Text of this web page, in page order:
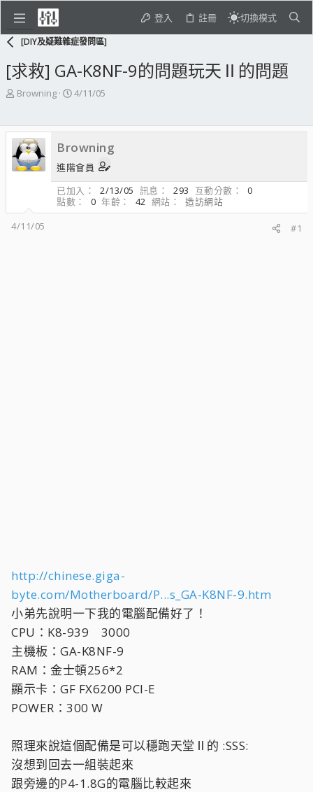
登入 註冊 切換模式
[DIY及疑難雜症發問區]
[求救] GA-K8NF-9的問題玩天Ⅱ的問題
主
起
人
Browning
開
期
4/11/05
Browning
進階會員
已加入
2/13/05 訊息 293 互動分數
0
點數
0 年齡 42 網站
造訪網站
4/11/05
#1
http://chinese.giga-
byte.com/Motherboard/P...s_GA-K8NF-9.htm
小弟先說明一下我的電腦配備好了！
CPU：K8-939 3000
主機板：GA-K8NF-9
RAM：金士頓256*2
顯示卡：GF FX6200 PCI-E
POWER：300 W
照理來說這個配備是可以穩跑天堂Ⅱ的 :SSS:
沒想到回去一組裝起來
跟旁邊的P4-1.8G的電腦比較起來